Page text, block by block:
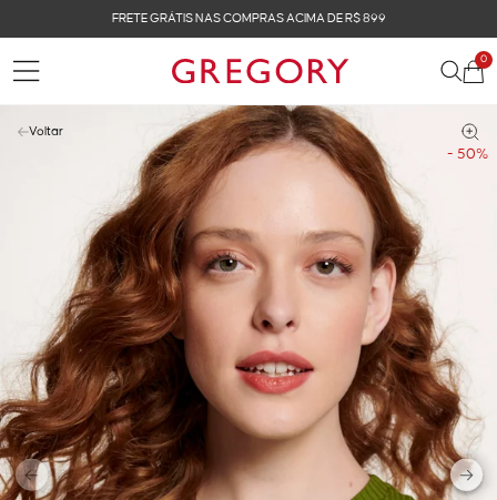
FRETE GRÁTIS NAS COMPRAS ACIMA DE R$ 899
0
- 50%
Voltar